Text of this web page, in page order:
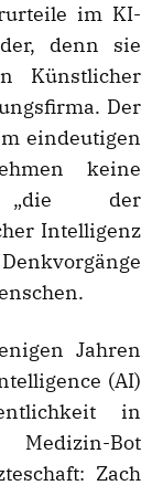
im KI-
denn sie
Künstlicher
Der
eindeutigen
keine
„die der
Intelligenz
Jahren
(AI)
in
Bot
Zach